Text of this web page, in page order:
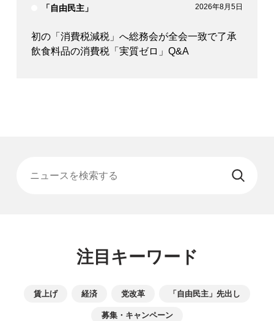
「自由民主」 2026年8月5日
初の「消費税減税」へ総務会が全会一致で了承
飲食料品の消費税「実質ゼロ」Q&A
注目キーワード
賃上げ 経済 党改革 「自由民主」先出し
募集・キャンペーン